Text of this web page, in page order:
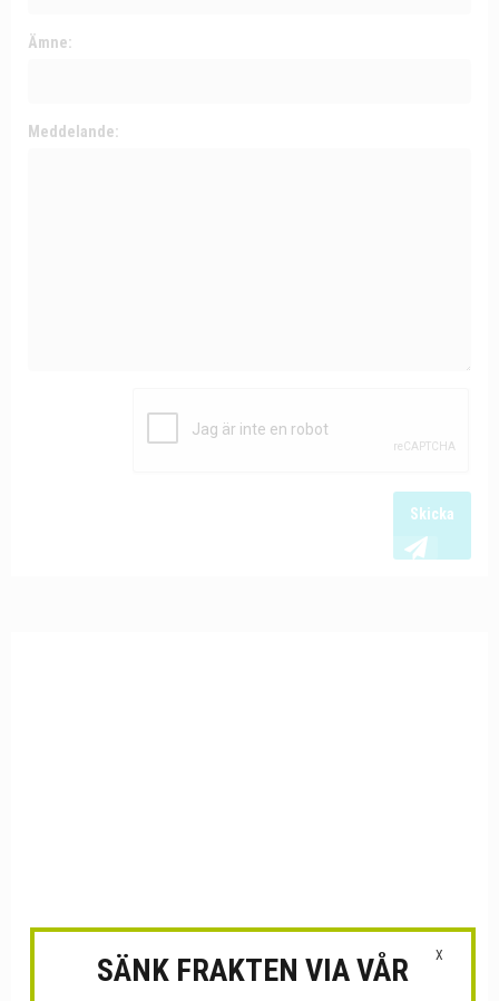
Ämne:
Meddelande:
Skicka
X
SÄNK FRAKTEN VIA VÅR